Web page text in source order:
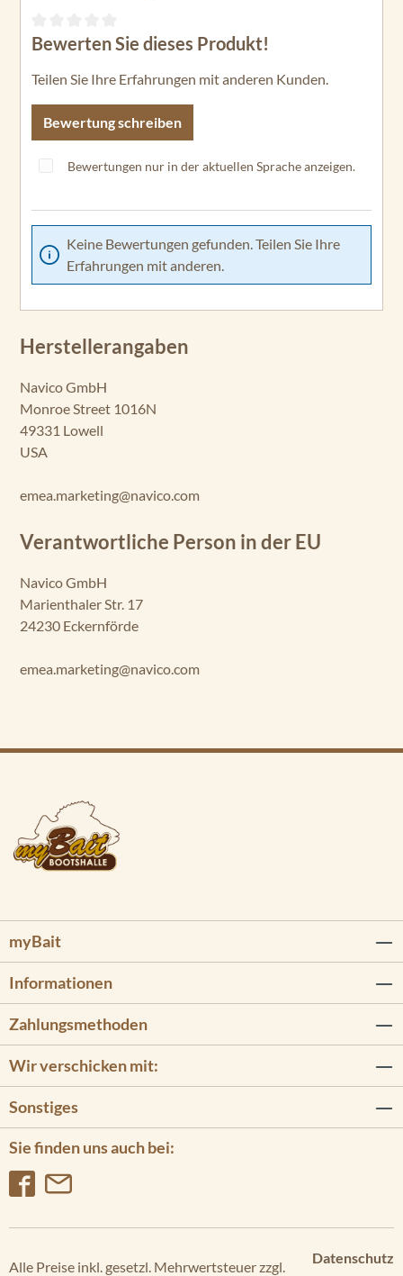
Durchschnittliche Bewertung von 0 von 5 Sternen
Bewerten Sie dieses Produkt!
Teilen Sie Ihre Erfahrungen mit anderen Kunden.
Bewertung schreiben
Bewertungen nur in der aktuellen Sprache anzeigen.
Keine Bewertungen gefunden. Teilen Sie Ihre
Erfahrungen mit anderen.
Herstellerangaben
Navico GmbH
Monroe Street 1016N
49331 Lowell
USA
emea.marketing@navico.com
Verantwortliche Person in der EU
Navico GmbH
Marienthaler Str. 17
24230 Eckernförde
emea.marketing@navico.com
myBait
Informationen
Sie finden uns auch bei:
Zahlungsmethoden
Wir verschicken mit:
Sonstiges
Datenschutz
Alle Preise inkl. gesetzl. Mehrwertsteuer zzgl.